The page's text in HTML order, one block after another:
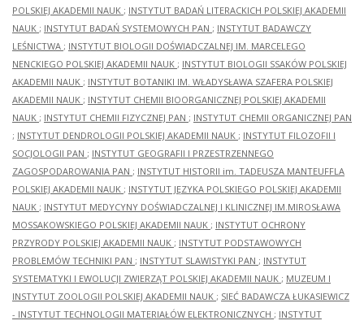
POLSKIEJ AKADEMII NAUK ; INSTYTUT BADAŃ LITERACKICH POLSKIEJ AKADEMII
NAUK ; INSTYTUT BADAŃ SYSTEMOWYCH PAN ; INSTYTUT BADAWCZY
LEŚNICTWA ; INSTYTUT BIOLOGII DOŚWIADCZALNEJ IM. MARCELEGO
NENCKIEGO POLSKIEJ AKADEMII NAUK ; INSTYTUT BIOLOGII SSAKÓW POLSKIEJ
AKADEMII NAUK ; INSTYTUT BOTANIKI IM. WŁADYSŁAWA SZAFERA POLSKIEJ
AKADEMII NAUK ; INSTYTUT CHEMII BIOORGANICZNEJ POLSKIEJ AKADEMII
NAUK ; INSTYTUT CHEMII FIZYCZNEJ PAN ; INSTYTUT CHEMII ORGANICZNEJ PAN
; INSTYTUT DENDROLOGII POLSKIEJ AKADEMII NAUK ; INSTYTUT FILOZOFII I
SOCJOLOGII PAN ; INSTYTUT GEOGRAFII I PRZESTRZENNEGO
ZAGOSPODAROWANIA PAN ; INSTYTUT HISTORII im. TADEUSZA MANTEUFFLA
POLSKIEJ AKADEMII NAUK ; INSTYTUT JĘZYKA POLSKIEGO POLSKIEJ AKADEMII
NAUK ; INSTYTUT MEDYCYNY DOŚWIADCZALNEJ I KLINICZNEJ IM.MIROSŁAWA
MOSSAKOWSKIEGO POLSKIEJ AKADEMII NAUK ; INSTYTUT OCHRONY
PRZYRODY POLSKIEJ AKADEMII NAUK ; INSTYTUT PODSTAWOWYCH
PROBLEMÓW TECHNIKI PAN ; INSTYTUT SLAWISTYKI PAN ; INSTYTUT
SYSTEMATYKI I EWOLUCJI ZWIERZĄT POLSKIEJ AKADEMII NAUK ; MUZEUM I
INSTYTUT ZOOLOGII POLSKIEJ AKADEMII NAUK ; SIEĆ BADAWCZA ŁUKASIEWICZ
- INSTYTUT TECHNOLOGII MATERIAŁÓW ELEKTRONICZNYCH ; INSTYTUT